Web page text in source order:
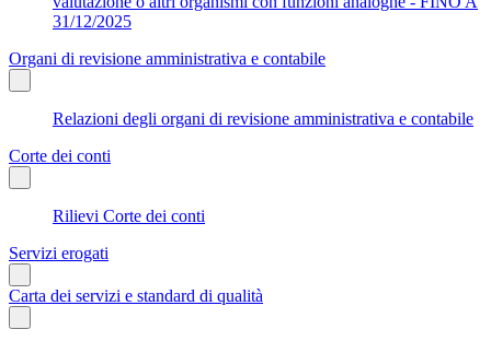
31/12/2025
Organi di revisione amministrativa e contabile
Relazioni degli organi di revisione amministrativa e contabile
Corte dei conti
Rilievi Corte dei conti
Servizi erogati
Carta dei servizi e standard di qualità